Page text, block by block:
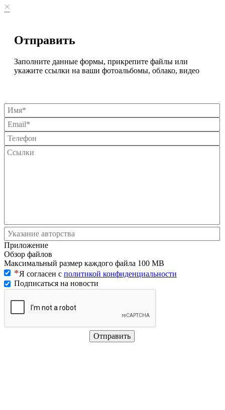
×
Отправить
Заполните данные формы, прикрепите файлы или
укажите ссылки на ваши фотоальбомы, облако, видео
Приложение
Обзор файлов
Максимальный размер каждого файла 100 MB
Я согласен с политикой конфиденциальности
Подписаться на новости
Отправить